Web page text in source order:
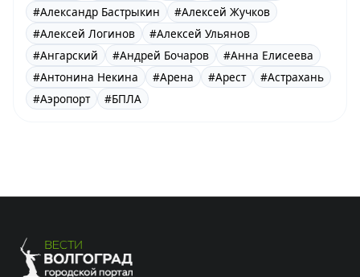
#Александр Бастрыкин
#Алексей Жучков
#Алексей Логинов
#Алексей Ульянов
#Ангарский
#Андрей Бочаров
#Анна Елисеева
#Антонина Некина
#Арена #Арест
#Астрахань
#Аэропорт
#БПЛА